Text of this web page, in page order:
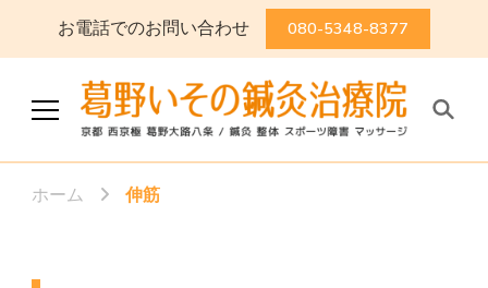
お電話でのお問い合わせ 080-5348-8377
葛野いその鍼灸治療院
ホーム 伸筋